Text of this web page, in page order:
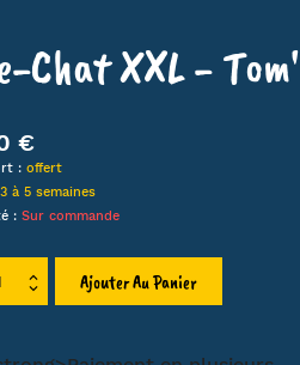
Chat XXL -
€
: offert
3 à 5 semaines
: Sur commande
Ajouter Au Panier